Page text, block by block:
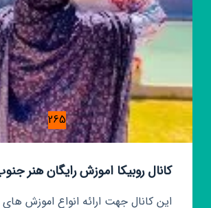
265
کانال روبیکا اموزش رایگان هنر
این کانال جهت ارائه انواع اموزش های